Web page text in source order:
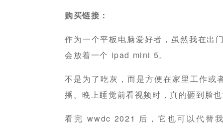
购买链接：
作为一个平板电脑爱好者，虽然我在
会放着一个 ipad mini 5。
不是为了吃灰，而是方便在家里工作或
播。晚上睡觉前看视频时，真的砸到脸
看完 wwdc 2021 后，它也可以代替